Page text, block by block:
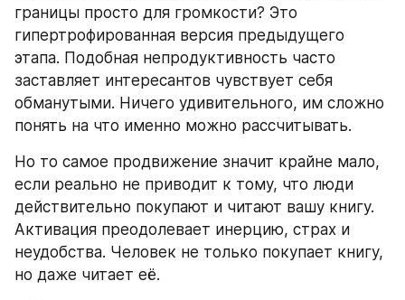
границы просто для громкости? Это
гипертрофированная версия предыдущего
этапа. Подобная непродуктивность часто
заставляет интересантов чувствует себя
обманутыми. Ничего удивительного, им сложно
понять на что именно можно рассчитывать.
Но то самое продвижение значит крайне мало,
если реально не приводит к тому, что люди
действительно покупают и читают вашу книгу.
Активация преодолевает инерцию, страх и
неудобства. Человек не только покупает книгу,
но даже читает её.